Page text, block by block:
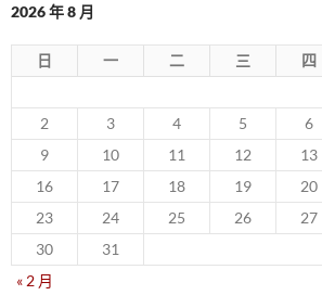
2026 年 8 月
日 一 二 三 四
2
3 4 5 6
9
10 11 12 13
16
17 18 19 20
23
24 25 26 27
30
31
« 2 月